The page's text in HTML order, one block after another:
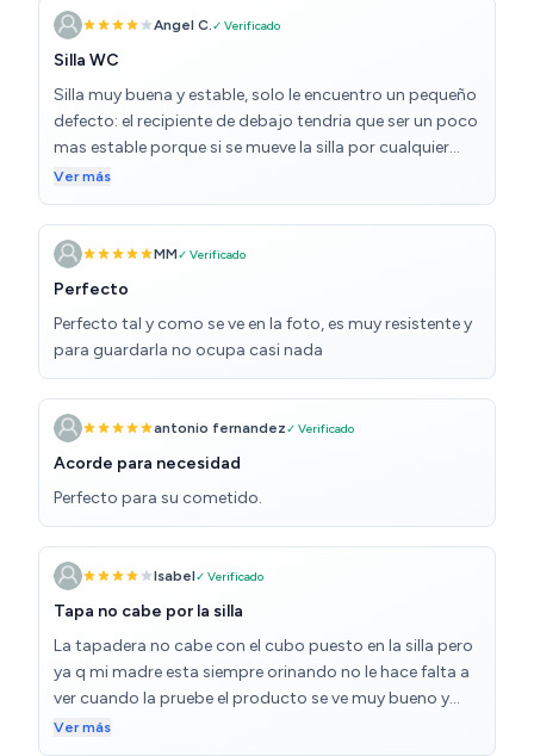
Angel C.✓ Verificado
Silla WC
Silla muy buena y estable, solo le encuentro un pequeño
defecto: el recipiente de debajo tendria que ser un poco
mas estable porque si se mueve la silla por cualquier
circunstancia que sea hay el peligro de correrse el
recipiente y caer con su contenido. Tengo otra silla
hermana de esta hace años con un recipiente mejor que
este y con una buena sujección
Ver más
MM✓ Verificado
Perfecto
Perfecto tal y como se ve en la foto, es muy resistente y
para guardarla no ocupa casi nada
antonio fernandez✓ Verificado
Acorde para necesidad
Perfecto para su cometido.
Isabel✓ Verificado
Tapa no cabe por la silla
La tapadera no cabe con el cubo puesto en la silla pero
ya q mi madre esta siempre orinando no le hace falta a
ver cuando la pruebe el producto se ve muy bueno y
mas práctico q tener una escupidera vulgarmente
llamado para orinar q es lo q simpre ha usado mi madre
Ver más